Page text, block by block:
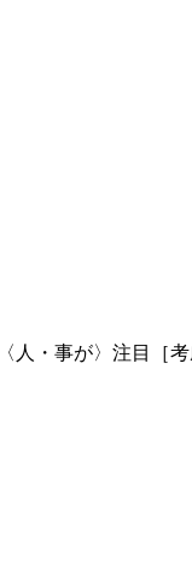
〈人・事が〉注目